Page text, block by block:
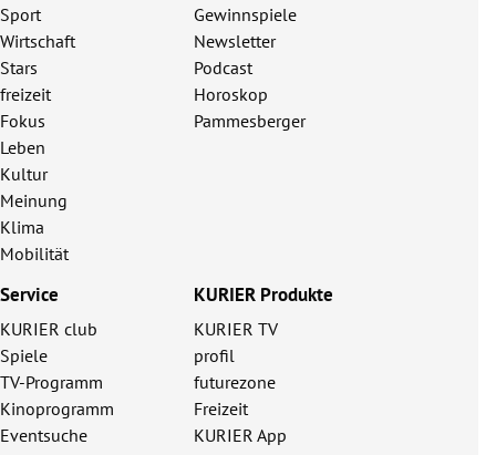
Sport
Wirtschaft
Stars
freizeit
Fokus
Leben
Kultur
Meinung
Klima
Mobilität
Gewinnspiele
Newsletter
Podcast
Horoskop
Pammesberger
Service
KURIER club
Spiele
TV-Programm
Kinoprogramm
Eventsuche
KURIER Produkte
KURIER TV
profil
futurezone
Freizeit
KURIER App